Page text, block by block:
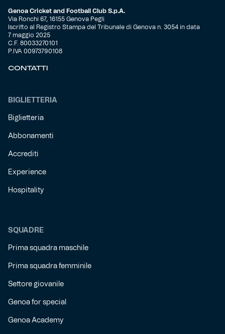
Genoa Cricket and Football Club S.p.A.
Via Ronchi 67, 16155 Genova Pegli
Iscritto al Registro Stampa del Tribunale di Genova n. 3054 in data
7 maggio 2025
C.F. 80033270101
P.IVA 00973790108
CONTATTI
BIGLIETTERIA
Biglietteria
Abbonamenti
Accrediti
Experience
Hospitality
SQUADRE
Prima squadra maschile
Prima squadra femminile
Settore giovanile
Genoa for special
Genoa Academy